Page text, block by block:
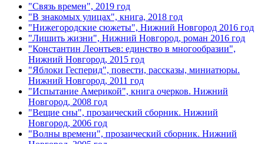
"Связь времен", 2019 год
"В знакомых улицах", книга, 2018 год
"Нижегородские сюжеты", Нижний Новгород 2016 год
"Лишить жизни", Нижний Новгород, роман 2016 год
"Константин Леонтьев: единство в многообразии",
Нижний Новгород, 2015 год
"Яблоки Гесперид", повести, рассказы, миниатюры.
Нижний Новгород, 2011 год
"Испытание Америкой", книга очерков. Нижний
Новгород, 2008 год
"Вещие сны", прозаический сборник. Нижний
Новгород, 2006 год
"Волны времени", прозаический сборник. Нижний